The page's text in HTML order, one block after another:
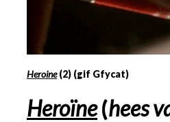
Heroine(2) (gif Gfycat)
Heroïne(hees